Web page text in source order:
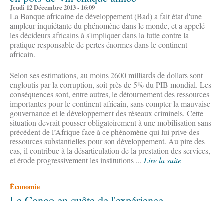
Jeudi 12 Décembre 2013 - 16:09
La Banque africaine de développement (Bad) a fait état d'une
ampleur inquiétante du phénomène dans le monde, et a appelé
les décideurs africains à s'impliquer dans la lutte contre la
pratique responsable de pertes énormes dans le continent
africain.
Selon ses estimations, au moins 2600 milliards de dollars sont
engloutis par la corruption, soit près de 5% du PIB mondial. Les
conséquences sont, entre autres, le détournement des ressources
importantes pour le continent africain, sans compter la mauvaise
gouvernance et le développement des réseaux criminels. Cette
situation devrait pousser obligatoirement à une mobilisation sans
précédent de l’Afrique face à ce phénomène qui lui prive des
ressources substantielles pour son développement. Au pire des
cas, il contribue à la désarticulation de la prestation des services,
et érode progressivement les institutions ... Lire la suite
Économie